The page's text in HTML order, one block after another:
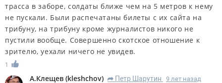
трасса в заборе, солдаты ближе чем на 5 метров к нему
не пускали. Были распечатаны билеты с их сайта на
трибуну, на трибуну кроме журналистов никого не
пустили вообще. Совершенно скотское отношение к
зрителю, уехали ничего не увидев.
1
А.Клещев (kleshchov) R Петр Шарутин 9 лет назад